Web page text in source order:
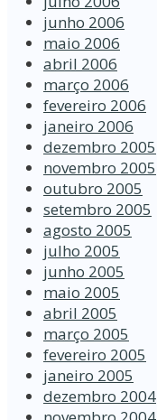
junho 2006
maio 2006
abril 2006
março 2006
fevereiro 2006
janeiro 2006
dezembro 2005
novembro 2005
outubro 2005
setembro 2005
agosto 2005
julho 2005
junho 2005
maio 2005
abril 2005
março 2005
fevereiro 2005
janeiro 2005
dezembro 2004